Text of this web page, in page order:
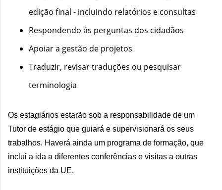
edição final - incluindo relatórios e consultas
Respondendo às perguntas dos cidadãos
Apoiar a gestão de projetos
Traduzir, revisar traduções ou pesquisar
terminologia
Os estagiários estarão sob a responsabilidade de um
Tutor de estágio que guiará e supervisionará os seus
trabalhos. Haverá ainda um programa de formação, que
inclui a ida a diferentes conferências e visitas a outras
instituições da UE.